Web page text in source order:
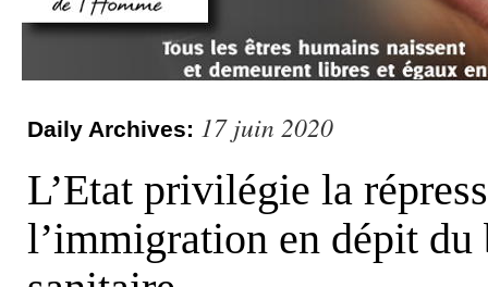
Daily Archives: 17 juin 2020
L’Etat privilégie la
l’immigration en dépit du